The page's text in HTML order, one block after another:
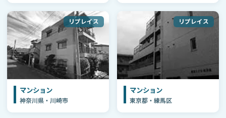
リプレイス
マンション
神奈川県・川崎市
リプレイス
マンション
東京都・練馬区